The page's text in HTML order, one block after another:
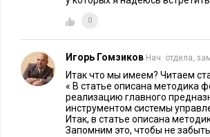
0
Игорь Гомзиков Нач. отдела,
Итак что мы имеем? Читаем
« В статье описана методика
реализацию главного
инструментом системы
Итак, в статье описана
Запомним это, чтобы не